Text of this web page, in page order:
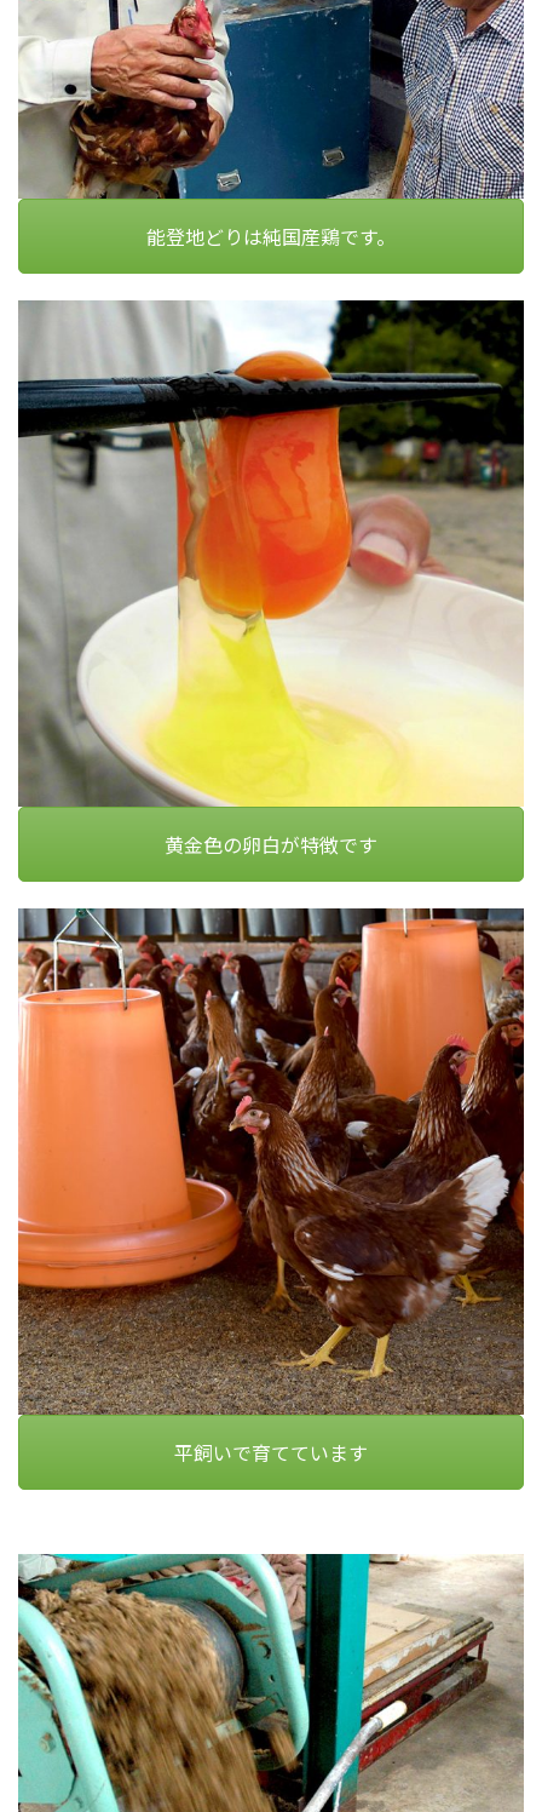
能登地どりは純国産鶏です。
黄金色の卵白が特徴です
平飼いで育てています